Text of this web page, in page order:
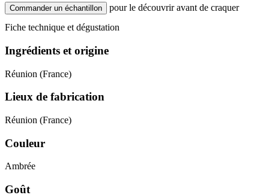
Commander un échantillon
pour le découvrir avant de craquer
Fiche technique et dégustation
Ingrédients et origine
Réunion (France)
Lieux de fabrication
Réunion (France)
Couleur
Ambrée
Goût